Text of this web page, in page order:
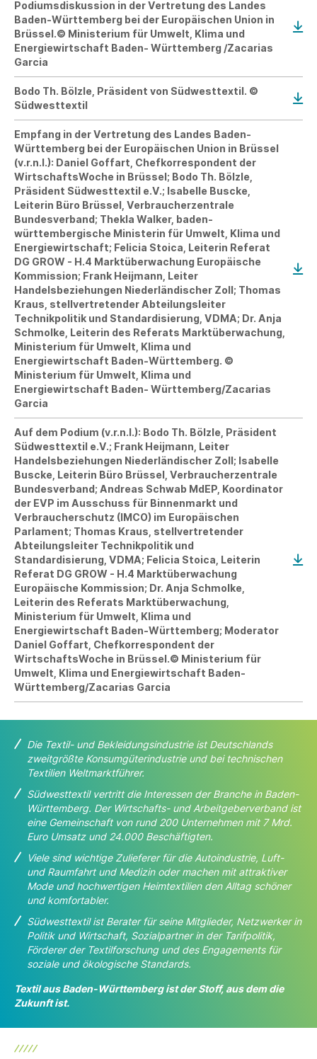
Podiumsdiskussion in der Vertretung des Landes
Baden-Württemberg bei der Europäischen Union in
Brüssel.© Ministerium für Umwelt, Klima und
Energiewirtschaft Baden- Württemberg /Zacarias
Garcia
Bodo Th. Bölzle, Präsident von Südwesttextil. ©
Südwesttextil
Empfang in der Vertretung des Landes Baden-
Württemberg bei der Europäischen Union in Brüssel
(v.r.n.l.): Daniel Goffart, Chefkorrespondent der
WirtschaftsWoche in Brüssel; Bodo Th. Bölzle,
Präsident Südwesttextil e.V.; Isabelle Buscke,
Leiterin Büro Brüssel, Verbraucherzentrale
Bundesverband; Thekla Walker, baden-
württembergische Ministerin für Umwelt, Klima und
Energiewirtschaft; Felicia Stoica, Leiterin Referat
DG GROW - H.4 Marktüberwachung Europäische
Kommission; Frank Heijmann, Leiter
Handelsbeziehungen Niederländischer Zoll; Thomas
Kraus, stellvertretender Abteilungsleiter
Technikpolitik und Standardisierung, VDMA; Dr. Anja
Schmolke, Leiterin des Referats Marktüberwachung,
Ministerium für Umwelt, Klima und
Energiewirtschaft Baden-Württemberg. ©
Ministerium für Umwelt, Klima und
Energiewirtschaft Baden- Württemberg/Zacarias
Garcia
Auf dem Podium (v.r.n.l.): Bodo Th. Bölzle, Präsident
Südwesttextil e.V.; Frank Heijmann, Leiter
Handelsbeziehungen Niederländischer Zoll; Isabelle
Buscke, Leiterin Büro Brüssel, Verbraucherzentrale
Bundesverband; Andreas Schwab MdEP, Koordinator
der EVP im Ausschuss für Binnenmarkt und
Verbraucherschutz (IMCO) im Europäischen
Parlament; Thomas Kraus, stellvertretender
Abteilungsleiter Technikpolitik und
Standardisierung, VDMA; Felicia Stoica, Leiterin
Referat DG GROW - H.4 Marktüberwachung
Europäische Kommission; Dr. Anja Schmolke,
Leiterin des Referats Marktüberwachung,
Ministerium für Umwelt, Klima und
Energiewirtschaft Baden-Württemberg; Moderator
Daniel Goffart, Chefkorrespondent der
WirtschaftsWoche in Brüssel.© Ministerium für
Umwelt, Klima und Energiewirtschaft Baden-
Württemberg/Zacarias Garcia
Die Textil- und Bekleidungsindustrie ist Deutschlands
zweitgrößte Konsumgüterindustrie und bei technischen
Textilien Weltmarktführer.
Südwesttextil vertritt die Interessen der Branche in Baden-
Württemberg. Der Wirtschafts- und Arbeitgeberverband ist
eine Gemeinschaft von rund 200 Unternehmen mit 7 Mrd.
Euro Umsatz und 24.000 Beschäftigten.
Viele sind wichtige Zulieferer für die Autoindustrie, Luft-
und Raumfahrt und Medizin oder machen mit attraktiver
Mode und hochwertigen Heimtextilien den Alltag schöner
und komfortabler.
Südwesttextil ist Berater für seine Mitglieder, Netzwerker in
Politik und Wirtschaft, Sozialpartner in der Tarifpolitik,
Förderer der Textilforschung und des Engagements für
soziale und ökologische Standards.
Textil aus Baden-Württemberg ist der Stoff, aus dem die
Zukunft ist.